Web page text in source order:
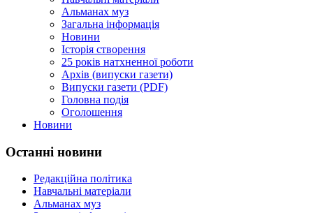
Альманах муз
Загальна інформація
Новини
Історія створення
25 років натхненної роботи
Архів (випуски газети)
Випуски газети (PDF)
Головна подія
Оголошення
Новини
Останні новини
Редакційна політика
Навчальні матеріали
Альманах муз